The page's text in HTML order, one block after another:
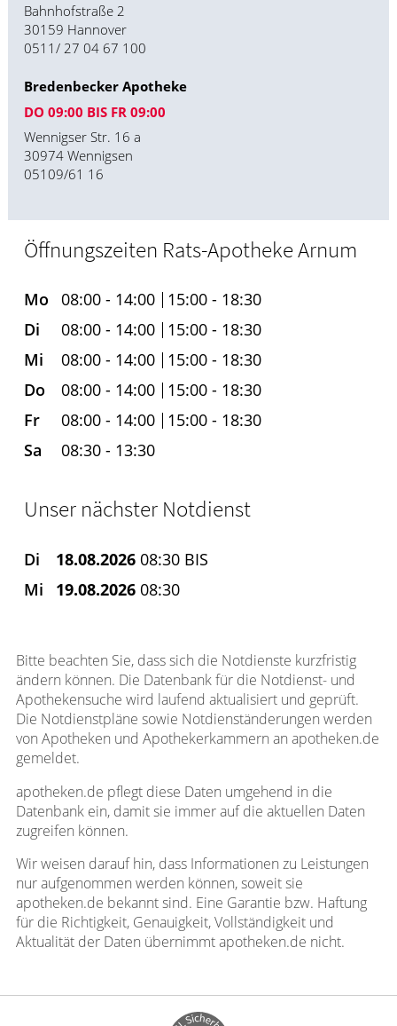
Bahnhofstraße 2
30159 Hannover
0511/ 27 04 67 100
Bredenbecker Apotheke
DO 09:00 BIS FR 09:00
Wennigser Str. 16 a
30974 Wennigsen
05109/61 16
Öffnungszeiten Rats-Apotheke Arnum
Mo 08:00 - 14:00
15:00 - 18:30
Di
08:00 - 14:00
15:00 - 18:30
Mi
08:00 - 14:00
15:00 - 18:30
Do
08:00 - 14:00
15:00 - 18:30
Fr
08:00 - 14:00
15:00 - 18:30
Sa
08:30 - 13:30
Unser nächster Notdienst
Di 18.08.202608:30 BIS
Mi
19.08.202608:30
Bitte beachten Sie, dass sich die Notdienste kurzfristig
ändern können. Die Datenbank für die Notdienst- und
Apothekensuche wird laufend aktualisiert und geprüft.
Die Notdienstpläne sowie Notdienständerungen werden
von Apotheken und Apothekerkammern an apotheken.de
gemeldet.
apotheken.de pflegt diese Daten umgehend in die
Datenbank ein, damit sie immer auf die aktuellen Daten
zugreifen können.
Wir weisen darauf hin, dass Informationen zu Leistungen
nur aufgenommen werden können, soweit sie
apotheken.de bekannt sind. Eine Garantie bzw. Haftung
für die Richtigkeit, Genauigkeit, Vollständigkeit und
Aktualität der Daten übernimmt apotheken.de nicht.